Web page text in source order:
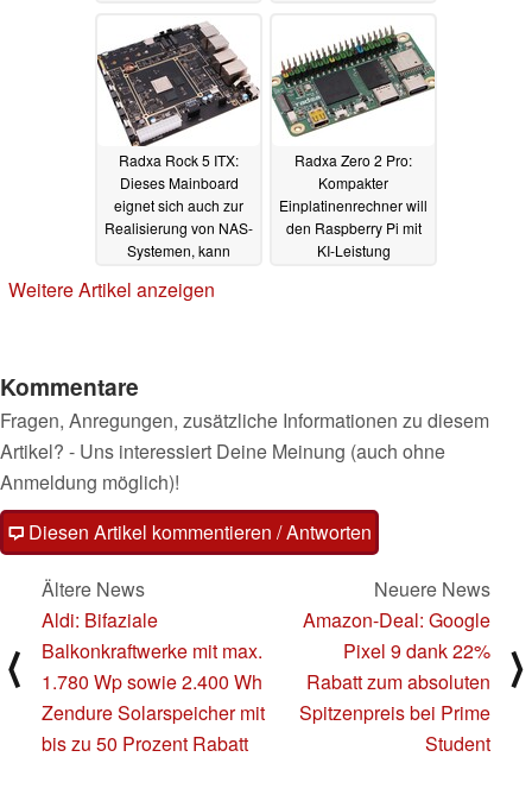
Pi-Chip19.07.2024
Radxa Rock 5 ITX:
Dieses Mainboard
eignet sich auch zur
Realisierung von NAS-
Systemen, kann
beschleunigen
Radxa Zero 2 Pro:
Kompakter
Einplatinenrechner will
den Raspberry Pi mit
KI-Leistung
Weitere Artikel anzeigen
Kommentare
Fragen, Anregungen, zusätzliche Informationen zu diesem
Artikel? - Uns interessiert Deine Meinung (auch ohne
Anmeldung möglich)!
Diesen Artikel kommentieren / Antworten
⟨
Ältere News
Aldi: Bifaziale
Balkonkraftwerke mit max.
1.780 Wp sowie 2.400 Wh
Zendure Solarspeicher mit
bis zu 50 Prozent Rabatt
Neuere News
Amazon-Deal: Google
Pixel 9 dank 22%
Rabatt zum absoluten
Spitzenpreis bei Prime
Student
⟩